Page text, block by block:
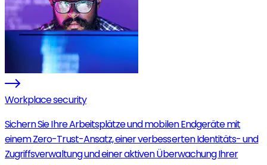
Workplace security
Sichern Sie Ihre Arbeitsplätze und mobilen Endgeräte mit
einem Zero-Trust-Ansatz, einer verbesserten Identitäts- und
Zugriffsverwaltung und einer aktiven Überwachung Ihrer